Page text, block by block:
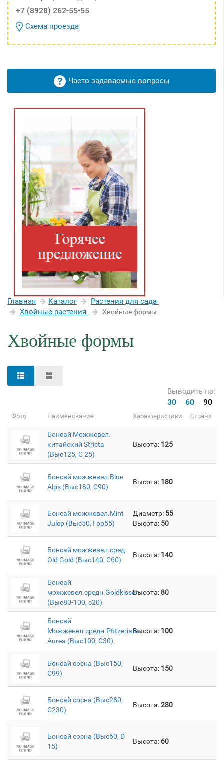
+7 (8928) 262-55-55
Схема проезда
Часто задаваемые вопросы
Главная Каталог
Растения для сада
Хвойные растения
Хвойные формы
Хвойные формы
Выводить по:
30 60 90
Фото Наименование Характеристики Страна
Бонсай Можжевел.
китайский Stricta
(Выс125, С 25)
Высота: 125
Бонсай можжевел.Blue
Alps (Выс180, C90)
Высота: 180
Бонсай можжевел.Mint
Julep (Выс50, Гор55)
Диаметр: 55
Высота: 50
Бонсай можжевел.сред
Old Gold (Выс140, C60)
Высота: 140
Бонсай
можжевел.средн.Goldkissen
(Выс80-100, c20)
Высота:80
Бонсай
Можжевел.средн.Pfitzeriana
Aurea (Выс100, C30)
Высота: 100
Бонсай сосна (Выс150,
C99)
Высота: 150
Бонсай сосна (Выс280,
C230)
Высота:280
Бонсай сосна (Выс60, D
15)
Высота: 60